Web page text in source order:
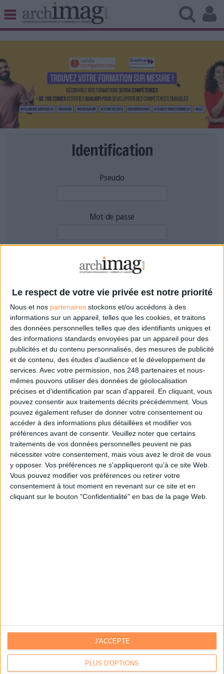
Le respect de votre vie privée est notre priorité
Nous et nos partenaires stockons et/ou accédons à des
informations sur un appareil, telles que les cookies, et traitons
des données personnelles telles que des identifiants uniques et
des informations standards envoyées par un appareil pour des
publicités et du contenu personnalisés, des mesures de publicité
et de contenu, des études d'audience et le développement de
services. Avec votre permission, nos 248 partenaires et nous-
mêmes pouvons utiliser des données de géolocalisation
précises et d’identification par scan d'appareil. En cliquant, vous
pouvez consentir aux traitements décrits précédemment. Vous
pouvez également refuser de donner votre consentement ou
accéder à des informations plus détaillées et modifier vos
préférences avant de consentir. Veuillez noter que certains
traitements de vos données personnelles peuvent ne pas
nécessiter votre consentement, mais vous avez le droit de vous
y opposer. Vos préférences ne s'appliqueront qu’à ce site Web.
Vous pouvez modifier vos préférences ou retirer votre
consentement à tout moment en revenant sur ce site et en
cliquant sur le bouton "Confidentialité" en bas de la page Web.
PLUS D'OPTIONS
J'ACCEPTE
BIBLIOTHÈQUE ÉDITION
UNIVERS DATA
TRAVAIL COLLABORATIF
VIE NUMÉRIQUE
NUMÉRIQUE RESPONSABLE
LES LIVRES BLANCS
LES SUPPLÉMENTS
NOS OFFRES D'ABONNEMENTS
Identification
Pseudo
Mot de passe
Filtre anti-spam
Mot de passe oublié ?
Pas encore de compte?
Je m'inscris pour commenter les articles
ou déposer mon CV
Je m'inscris sur Archimag.com
Communiquer avec Archimag|Communiquer avec ACE